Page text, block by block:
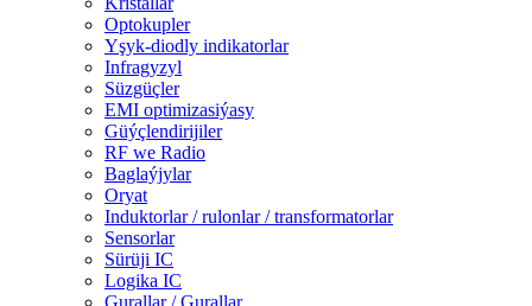
Optokupler
Yşyk-diodly indikatorlar
Infragyzyl
Süzgüçler
EMI optimizasiýasy
Güýçlendirijiler
RF we Radio
Baglaýjylar
Oryat
Induktorlar / rulonlar / transformatorlar
Sensorlar
Sürüji IC
Logika IC
Gurallar / Gurallar